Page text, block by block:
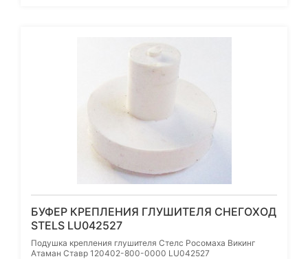
БУФЕР КРЕПЛЕНИЯ ГЛУШИТЕЛЯ СНЕГОХОД
STELS LU042527
Подушка крепления глушителя Стелс Росомаха Викинг
Атаман Ставр 120402-800-0000 LU042527